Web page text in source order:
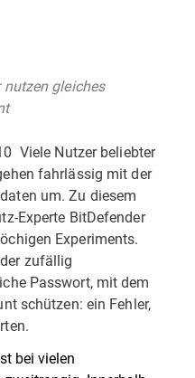
nutzen gleiches
 Viele Nutzer beliebter
fahrlässig mit der
um. Zu diesem
Experte BitDefender
Experiments.
zufällig
Passwort, mit dem
schützen: ein Fehler,
bei vielen